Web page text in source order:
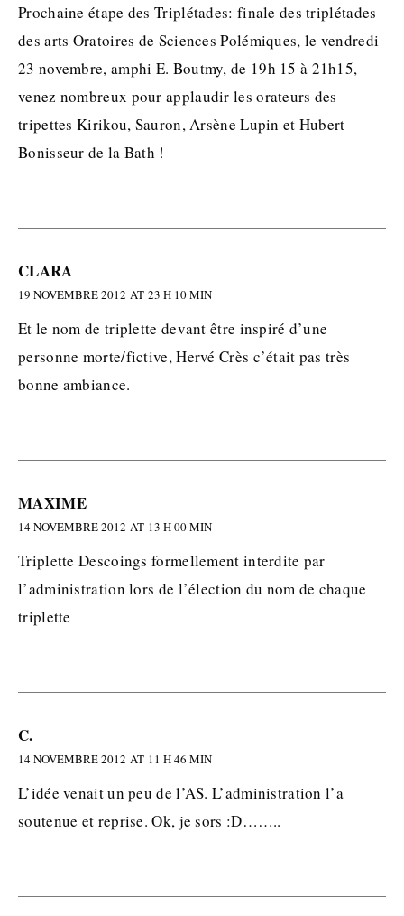
Prochaine étape des Triplétades: finale des triplétades
des arts Oratoires de Sciences Polémiques, le vendredi
23 novembre, amphi E. Boutmy, de 19h 15 à 21h15,
venez nombreux pour applaudir les orateurs des
tripettes Kirikou, Sauron, Arsène Lupin et Hubert
Bonisseur de la Bath !
CLARA
19 NOVEMBRE 2012 AT 23 H 10 MIN
Et le nom de triplette devant être inspiré d’une
personne morte/fictive, Hervé Crès c’était pas très
bonne ambiance.
MAXIME
14 NOVEMBRE 2012 AT 13 H 00 MIN
Triplette Descoings formellement interdite par
l’administration lors de l’élection du nom de chaque
triplette
C.
14 NOVEMBRE 2012 AT 11 H 46 MIN
L’idée venait un peu de l’AS. L’administration l’a
soutenue et reprise. Ok, je sors :D……..